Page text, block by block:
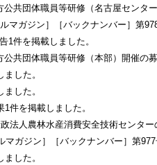
公共団体職員等研修（名古屋センタ
マガジン］［バックナンバー］第
1件を掲載しました。
公共団体職員等研修（本部）開催の
した。
した。
件を掲載しました。
法人農林水産消費安全技術センタ
マガジン］［バックナンバー］第977
した。